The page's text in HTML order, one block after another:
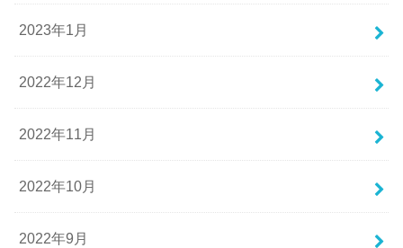
2023年1月
2022年12月
2022年11月
2022年10月
2022年9月